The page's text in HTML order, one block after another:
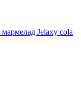
Jelaxy cola